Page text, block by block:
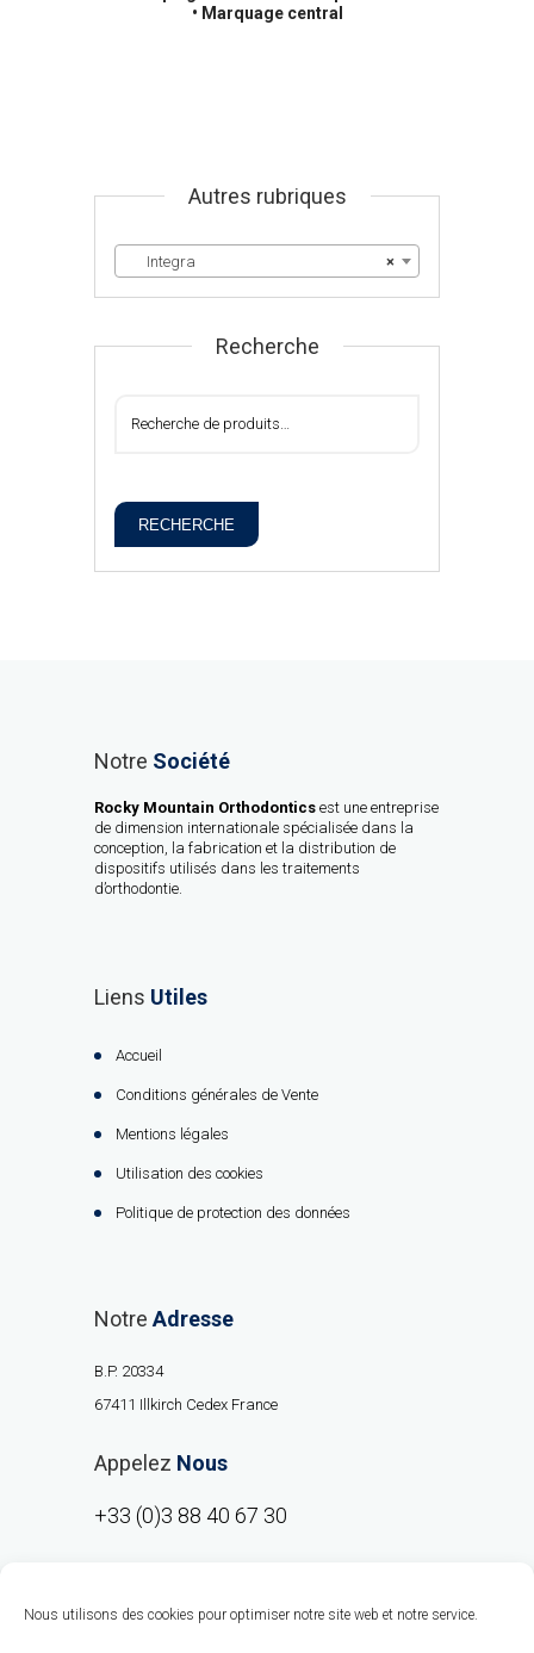
Nous utilisons des cookies pour optimiser notre site web et notre service.
• Marquage central
Autres rubriques
×
Integra
Recherche
RECHERCHE
Notre Société
Rocky Mountain Orthodontics est une entreprise
de dimension internationale spécialisée dans la
conception, la fabrication et la distribution de
dispositifs utilisés dans les traitements
d’orthodontie.
Liens Utiles
Accueil
Conditions générales de Vente
Mentions légales
Utilisation des cookies
Politique de protection des données
Notre Adresse
B.P. 20334
67411 Illkirch Cedex France
Appelez Nous
+33 (0)3 88 40 67 30